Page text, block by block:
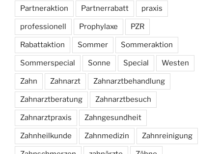
Partneraktion Partnerrabatt praxis
professionell Prophylaxe PZR
Rabattaktion Sommer Sommeraktion
Sommerspecial Sonne Special Westen
Zahn Zahnarzt Zahnarztbehandlung
Zahnarztberatung Zahnarztbesuch
Zahnarztpraxis Zahngesundheit
Zahnheilkunde Zahnmedizin Zahnreinigung